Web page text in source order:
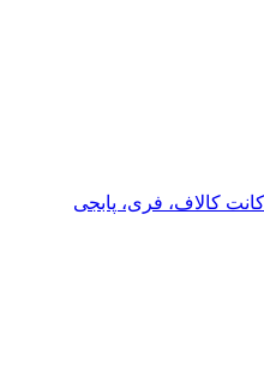
کالاف، فری، پابجی